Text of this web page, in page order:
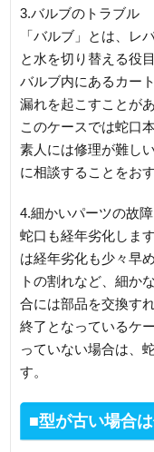
3.バルブのトラブル
「バルブ」とは、レ
と水を切り替える役
バルブ内にあるカー
漏れを起こすことがあ
このケースでは蛇口
素人には修理が難し
に相談することをお
4.細かいパーツの故障
蛇口も経年劣化しま
は経年劣化も少々早
トの割れなど、細か
合には部品を交換す
終了となっているケ
っていない場合は、
す。
■型が古い場合